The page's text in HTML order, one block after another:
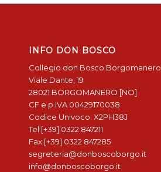
INFO DON BOSCO
Collegio don Bosco Borgomanero
Viale Dante, 19
28021 BORGOMANERO [NO]
CF e p.IVA 00429170038
Codice Univoco: X2PH38J
Tel [+39] 0322 847211
Fax [+39] 0322 847285
segreteria@donboscoborgo.it
info@donboscoborgo.it